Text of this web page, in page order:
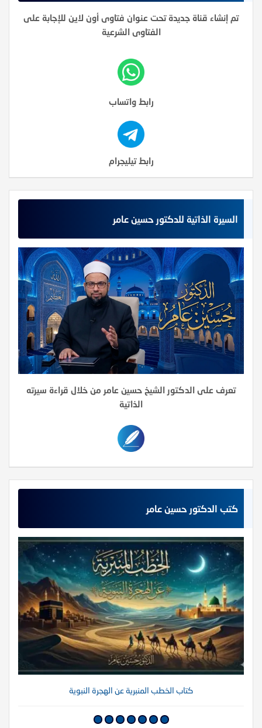
تم إنشاء قناة جديدة تحت عنوان فتاوى أون لاين للإجابة على
الفتاوى الشرعية
رابط واتساب
رابط تيليجرام
السيرة الذاتية للدكتور حسين عامر
تعرف على الدكتور الشيخ حسين عامر من خلال قراءة سيرته
الذاتية
كتب الدكتور حسين عامر
كتاب الخطب المنبرية عن الهجرة النبوية